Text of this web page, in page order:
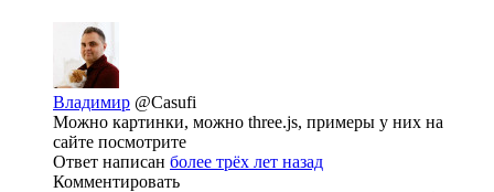
Владимир @Casufi
Можно картинки, можно three.js, примеры у них на
сайте посмотрите
Ответ написан более трёх лет назад
Комментировать